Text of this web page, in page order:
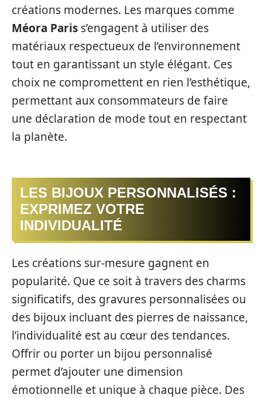
créations modernes. Les marques comme
Méora Paris s’engagent à utiliser des
matériaux respectueux de l’environnement
tout en garantissant un style élégant. Ces
choix ne compromettent en rien l’esthétique,
permettant aux consommateurs de faire
une déclaration de mode tout en respectant
la planète.
LES BIJOUX PERSONNALISÉS :
EXPRIMEZ VOTRE
INDIVIDUALITÉ
Les créations sur-mesure gagnent en
popularité. Que ce soit à travers des charms
significatifs, des gravures personnalisées ou
des bijoux incluant des pierres de naissance,
l’individualité est au cœur des tendances.
Offrir ou porter un bijou personnalisé
permet d’ajouter une dimension
émotionnelle et unique à chaque pièce. Des